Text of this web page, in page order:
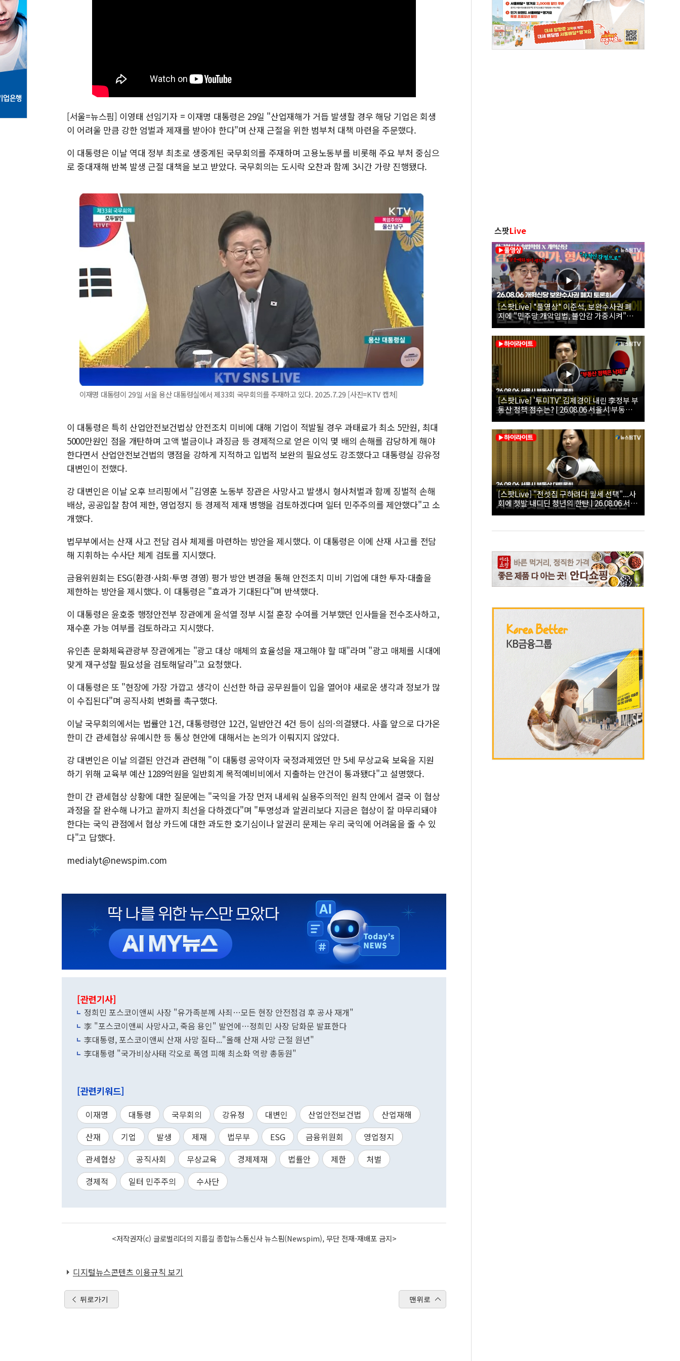
[서울=뉴스핌] 이영태 선임기자 = 이재명 대통령은 29일 "산업재해가 거듭 발생할 경우 해당 기업은 회생
이 어려울 만큼 강한 엄벌과 제재를 받아야 한다"며 산재 근절을 위한 범부처 대책 마련을 주문했다.
이 대통령은 이날 역대 정부 최초로 생중계된 국무회의를 주재하며 고용노동부를 비롯해 주요 부처 중심으
로 중대재해 반복 발생 근절 대책을 보고 받았다. 국무회의는 도시락 오찬과 함께 3시간 가량 진행됐다.
이재명 대통령이 29일 서울 용산 대통령실에서 제33회 국무회의를 주재하고 있다. 2025.7.29 [사진=KTV 캡처]
이 대통령은 특히 산업안전보건법상 안전조치 미비에 대해 기업이 적발될 경우 과태료가 최소 5만원, 최대
5000만원인 점을 개탄하며 고액 벌금이나 과징금 등 경제적으로 얻은 이익 몇 배의 손해를 감당하게 해야
한다면서 산업안전보건법의 맹점을 강하게 지적하고 입법적 보완의 필요성도 강조했다고 대통령실 강유정
대변인이 전했다.
강 대변인은 이날 오후 브리핑에서 "김영훈 노동부 장관은 사망사고 발생시 형사처벌과 함께 징벌적 손해
배상, 공공입찰 참여 제한, 영업정지 등 경제적 제재 병행을 검토하겠다며 일터 민주주의를 제안했다"고 소
개했다.
법무부에서는 산재 사고 전담 검사 체제를 마련하는 방안을 제시했다. 이 대통령은 이에 산재 사고를 전담
해 지휘하는 수사단 체계 검토를 지시했다.
금융위원회는 ESG(환경·사회·투명 경영) 평가 방안 변경을 통해 안전조치 미비 기업에 대한 투자·대출을
제한하는 방안을 제시했다. 이 대통령은 "효과가 기대된다"며 반색했다.
이 대통령은 윤호중 행정안전부 장관에게 윤석열 정부 시절 훈장 수여를 거부했던 인사들을 전수조사하고,
재수훈 가능 여부를 검토하라고 지시했다.
유인촌 문화체육관광부 장관에게는 "광고 대상 매체의 효율성을 재고해야 할 때"라며 "광고 매체를 시대에
맞게 재구성할 필요성을 검토해달라"고 요청했다.
이 대통령은 또 "현장에 가장 가깝고 생각이 신선한 하급 공무원들이 입을 열어야 새로운 생각과 정보가 많
이 수집된다"며 공직사회 변화를 촉구했다.
이날 국무회의에서는 법률안 1건, 대통령령안 12건, 일반안건 4건 등이 심의·의결됐다. 사흘 앞으로 다가온
한미 간 관세협상 유예시한 등 통상 현안에 대해서는 논의가 이뤄지지 않았다.
강 대변인은 이날 의결된 안건과 관련해 "이 대통령 공약이자 국정과제였던 만 5세 무상교육 보육을 지원
하기 위해 교육부 예산 1289억원을 일반회계 목적예비비에서 지출하는 안건이 통과됐다"고 설명했다.
한미 간 관세협상 상황에 대한 질문에는 "국익을 가장 먼저 내세워 실용주의적인 원칙 안에서 결국 이 협상
과정을 잘 완수해 나가고 끝까지 최선을 다하겠다"며 "투명성과 알권리보다 지금은 협상이 잘 마무리돼야
한다는 국익 관점에서 협상 카드에 대한 과도한 호기심이나 알권리 문제는 우리 국익에 어려움을 줄 수 있
다"고 답했다.
medialyt@newspim.com
[관련기사]
정희민 포스코이앤씨 사장 "유가족분께 사죄…모든 현장 안전점검 후 공사 재개"
李 "포스코이앤씨 사망사고, 죽음 용인" 발언에…정희민 사장 담화문 발표한다
李대통령, 포스코이앤씨 산재 사망 질타..."올해 산재 사망 근절 원년"
李대통령 "국가비상사태 각오로 폭염 피해 최소화 역량 총동원"
[관련키워드]
이재명 대통령 국무회의 강유정 대변인 산업안전보건법
산업재해
산재
기업 발생 제재 법무부 ESG 금융위원회
영업정지
관세협상
공직사회 무상교육 경제제재 법률안 제한
처벌
경제적
일터 민주주의 수사단
<저작권자(c) 글로벌리더의 지름길 종합뉴스통신사 뉴스핌(Newspim), 무단 전재-재배포 금지>
디지털뉴스콘텐츠 이용규칙 보기
뒤로가기 맨위로
스팟Live
[스팟Live] *풀영상* 이준석, 보완수사권 폐
지에 "민주당 개악입법, 불안감 가중시켜"｜
26.08.06 개혁신당 보완수사권 폐지 토론회
[스팟Live] '투미TV' 김제경이 내린 李정부 부
동산 정책 점수는? | 26.08.06 서울시 부동산
대토론회
[스팟Live] "전셋집 구하려다 월세 선택"...사
회에 첫발 내디딘 청년의 한탄 | 26.08.06 서울
시 부동산 대토론회